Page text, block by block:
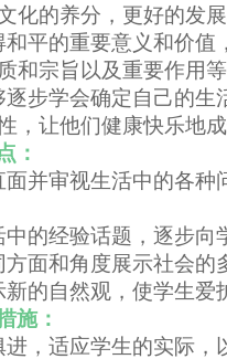
化的养分，更好的发
和平的重要意义和价
和宗旨以及重要作用等
逐步学会确定自己的
，让他们健康快乐地成
：
面并审视生活中的各
中的经验话题，逐步向
面和角度展示社会的
的自然观，使学生爱
施：
，适应学生的实际，